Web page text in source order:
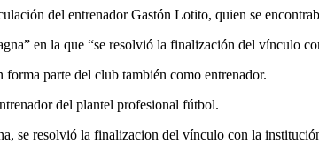
del entrenador Gastón Lotito, quien se
en la que “se resolvió la finalización del vínculo
parte del club también como entrenador.
del plantel profesional fútbol.
se resolvió la finalizacion del vínculo con la